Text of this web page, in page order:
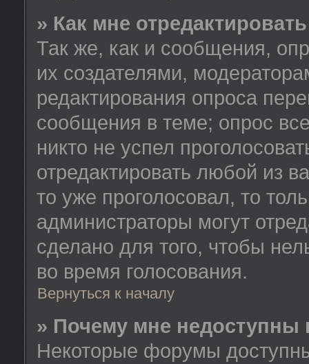
» Как мне
Так же, как и сообщения,
их создателями,
редактирования опроса
сообщения в теме; опрос
никто не успел
отредактировать любой из
то уже проголосовал, то
администраторы могут
сделано для того, чтобы
во время голосования.
Вернуться к началу
» Почему мне
Некоторые форумы